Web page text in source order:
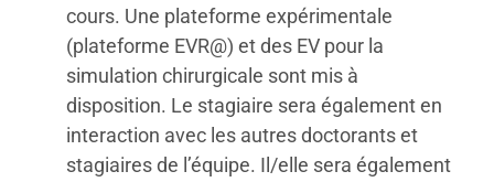
cours. Une plateforme expérimentale
(plateforme EVR@) et des EV pour la
simulation chirurgicale sont mis à
disposition. Le stagiaire sera également en
interaction avec les autres doctorants et
stagiaires de l’équipe. Il/elle sera également